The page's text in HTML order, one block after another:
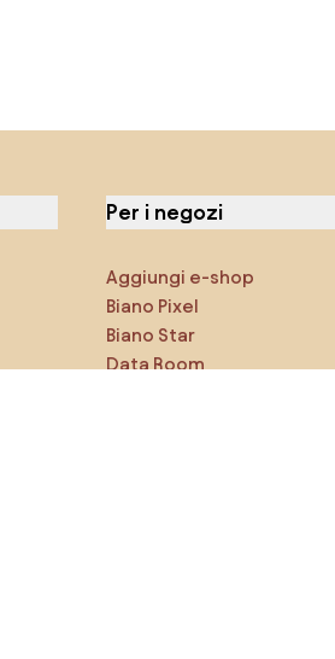
Per i negozi
Aggiungi e-shop
Biano Pixel
Biano Star
Data Room